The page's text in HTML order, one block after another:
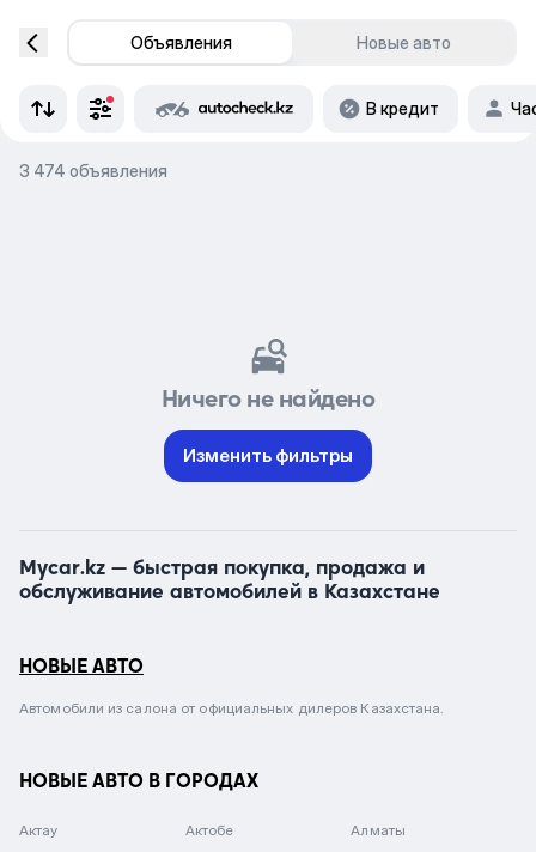
Объявления Новые авто
В кредит
3 474 объявления
Ничего не найдено
Изменить фильтры
Mycar.kz — быстрая покупка, продажа и
обслуживание автомобилей в Казахстане
НОВЫЕ АВТО
Автомобили из салона от официальных дилеров Казахстана.
НОВЫЕ АВТО В ГОРОДАХ
Актау Актобе Алматы